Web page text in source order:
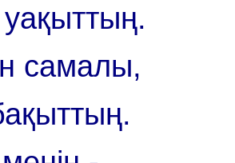
самалы,